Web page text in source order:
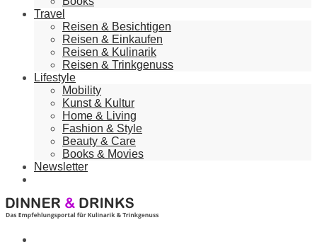
Travel
Reisen & Besichtigen
Reisen & Einkaufen
Reisen & Kulinarik
Reisen & Trinkgenuss
Lifestyle
Mobility
Kunst & Kultur
Home & Living
Fashion & Style
Beauty & Care
Books & Movies
Newsletter